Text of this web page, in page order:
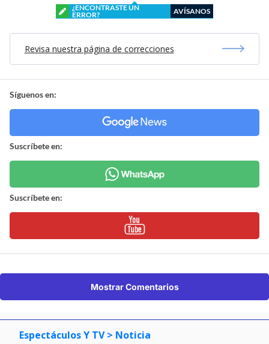
¿ENCONTRASTE UN
ERROR?
AVÍSANOS
Revisa nuestra página de correcciones
Síguenos en:
Suscríbete en:
Suscríbete en:
Mostrar Comentarios
Espectáculos Y TV > Noticia